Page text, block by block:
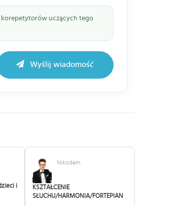
korepetytorów uczących tego
Wyślij wiadomość
i
Nikodem
KSZTAŁCENIE
SŁUCHU/HARMONIA/FORTEPIAN